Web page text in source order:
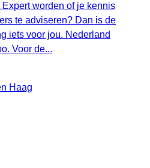
worden of je kennis
te adviseren? Dan is de
iets voor jou. Nederland
Voor de...
Haag